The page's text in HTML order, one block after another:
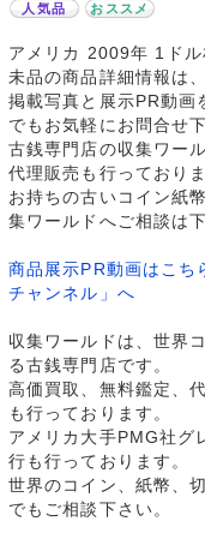
人気品 おススメ
アメリカ 2009年 1ド
未品の商品詳細情報は、
掲載写真と展示PR動画
でもお気軽にお問合せ下
古銭専門店の収集ワー
代理販売も行っておりま
お持ちの古いコイン紙
集ワールドへご相談は下
商品展示PR動画はこ
チャンネル」へ
収集ワールドは、世界
る古銭専門店です。
高価買取、無料鑑定、
も行っております。
アメリカ大手PMG社グ
行も行っております。
世界のコイン、紙幣、
でもご相談下さい。